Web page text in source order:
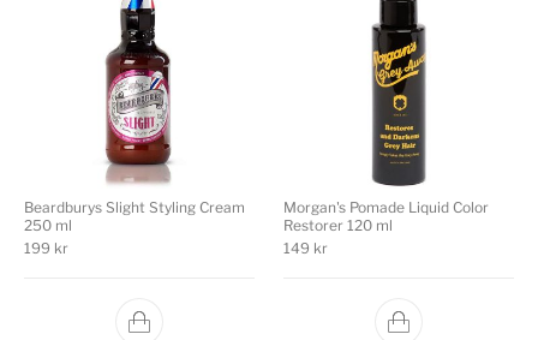
Beardburys Slight Styling Cream
250 ml
199 kr
Morgan's Pomade Liquid Color
Restorer 120 ml
149 kr